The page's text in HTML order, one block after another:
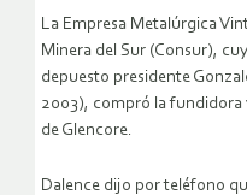
La Empresa Metalúrgica
Minera del Sur (Consur),
depuesto presidente
2003), compró la fundidora
de Glencore.
Dalence dijo por teléfono